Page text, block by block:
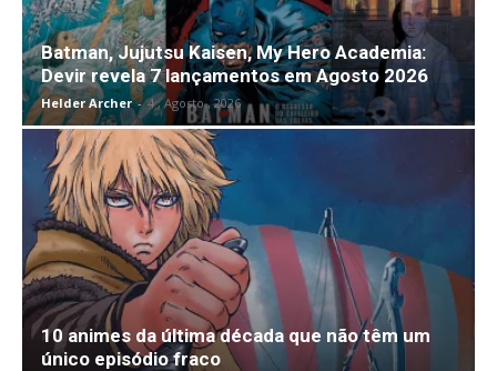
Batman, Jujutsu Kaisen, My Hero Academia:
Devir revela 7 lançamentos em Agosto 2026
Helder Archer - 4 , Agosto , 2026
10 animes da última década que não têm um
único episódio fraco